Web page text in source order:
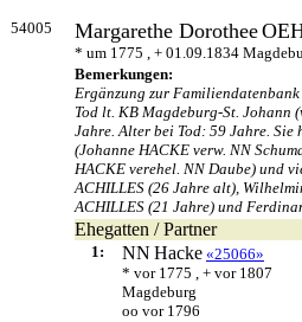
54005 Margarethe Dorothee
* um 1775 , + 01.09.1834
Bemerkungen:
Ergänzung zur
Tod lt. KB Magdeburg-St. Johann
Jahre. Alter bei Tod: 59 Jahre.
(Johanne HACKE verw. NN
HACKE verehel. NN Daube) und
ACHILLES (26 Jahre alt),
ACHILLES (21 Jahre) und
Ehegatten / Partner
1: NN Hacke «25066»
* vor 1775 , + vor 1807
Magdeburg
oo vor 1796